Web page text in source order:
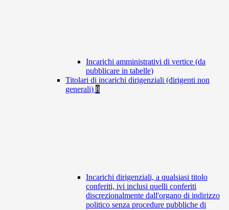
Incarichi amministrativi di vertice (da
pubblicare in tabelle)
Titolari di incarichi dirigenziali (dirigenti non
generali) 8
Incarichi dirigenziali, a qualsiasi titolo
conferiti, ivi inclusi quelli conferiti
discrezionalmente dall'organo di indirizzo
politico senza procedure pubbliche di